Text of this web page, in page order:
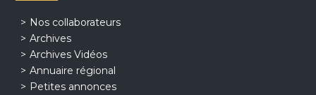
Nos collaborateurs
Archives
Archives Vidéos
Annuaire régional
Petites annonces